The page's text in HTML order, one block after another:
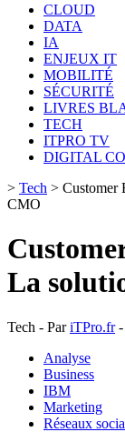
CLOUD
DATA
IA
ENJEUX IT
MOBILITÉ
SÉCURITÉ
LIVRES
TECH
ITPRO TV
DIGITAL
> Tech > Customer
CMO
La
Tech - PariTPro.fr-
Analyse
Business
IBM
Marketing
Réseaux